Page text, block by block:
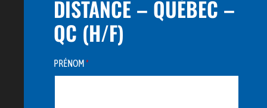
DISTANCE – QUÉBEC –
QC (H/F)
PRÉNOM*